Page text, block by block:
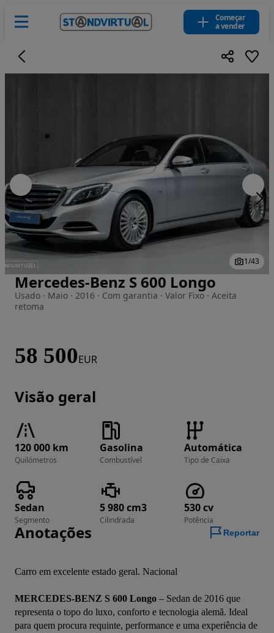
Começar
a vender
Imagem 1 de 43
1/43
Mercedes-Benz S 600 Longo
Usado · Maio · 2016 · Com garantia · Valor Fixo · Aceita
retoma
58 500EUR
Visão geral
120 000 km
Quilómetros
Gasolina
Combustível
Automática
Tipo de Caixa
Sedan
Segmento
5 980 cm3
Cilindrada
530 cv
Potência
Anotações Reportar
Carro em excelente estado geral. Nacional
MERCEDES-BENZ S 600 Longo – Sedan de 2016 que
representa o topo do luxo, conforto e tecnologia alemã. Ideal
para quem procura requinte, performance e uma experiência de